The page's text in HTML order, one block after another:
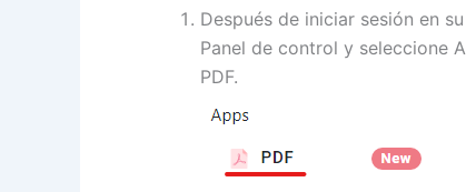
Después de iniciar sesión en
Panel de control y seleccione
PDF.